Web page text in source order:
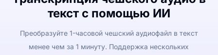
текст с помощью ИИ
Преобразуйте 1-часовой чешский аудиофайл в текст
менее чем за 1 минуту. Поддержка нескольких